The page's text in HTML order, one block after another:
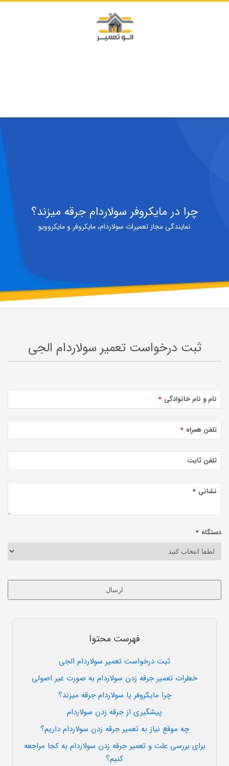
چرا در مایکروفر سولاردام جرقه میزند؟
نمایندگی مجاز تعمیرات سولاردام، مایکروفر و مایکروویو
ثبت درخواست تعمیر سولاردام الجی
نام و نام خانوادگی *
تلفن همراه *
تلفن ثابت
نشانی *
دستگاه *
ارسال
قسمت
فهرست محتوا
ثبت درخواست تعمیر سولاردام الجی
خطرات تعمیر جرقه زدن سولاردام به صورت غیر اصولی
چرا مایکروفر یا سولاردام جرقه میزند؟
پیشگیری از جرقه زدن سولاردام
چه موقع نیاز به تعمیر جرقه زدن سولاردام داریم؟
برای بررسی علت و تعمیر جرقه زدن سولاردام به کجا مراجعه
کنیم؟